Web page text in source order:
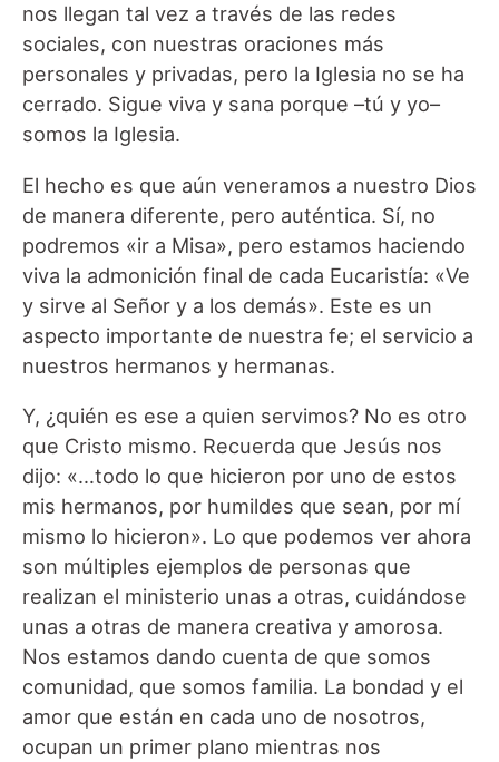
nos llegan tal vez a través de las redes
sociales, con nuestras oraciones más
personales y privadas, pero la Iglesia no se ha
cerrado. Sigue viva y sana porque –tú y yo–
somos la Iglesia.
El hecho es que aún veneramos a nuestro Dios
de manera diferente, pero auténtica. Sí, no
podremos «ir a Misa», pero estamos haciendo
viva la admonición final de cada Eucaristía: «Ve
y sirve al Señor y a los demás». Este es un
aspecto importante de nuestra fe; el servicio a
nuestros hermanos y hermanas.
Y, ¿quién es ese a quien servimos? No es otro
que Cristo mismo. Recuerda que Jesús nos
dijo: «…todo lo que hicieron por uno de estos
mis hermanos, por humildes que sean, por mí
mismo lo hicieron». Lo que podemos ver ahora
son múltiples ejemplos de personas que
realizan el ministerio unas a otras, cuidándose
unas a otras de manera creativa y amorosa.
Nos estamos dando cuenta de que somos
comunidad, que somos familia. La bondad y el
amor que están en cada uno de nosotros,
ocupan un primer plano mientras nos